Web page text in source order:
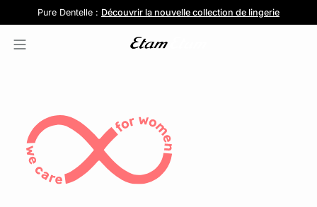
Lingerie en coton Découvrir la collection
Pure Dentelle : Découvrir la nouvelle collection de lingerie
Jolies culottes :5 pour 39,99€
Livraison et retours gratuits en boutique